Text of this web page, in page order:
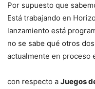
Por supuesto que
Está trabajando en
lanzamiento está
no se sabe qué otros
actualmente en proceso
con respecto a Juegos